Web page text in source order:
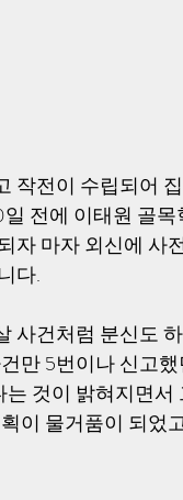
작전이 수립되어
전에 이태원 골
자 마자 외신에 사
다.
사건처럼 분신도
만 5번이나 신고
것이 밝혀지면서
이 물거품이 되었